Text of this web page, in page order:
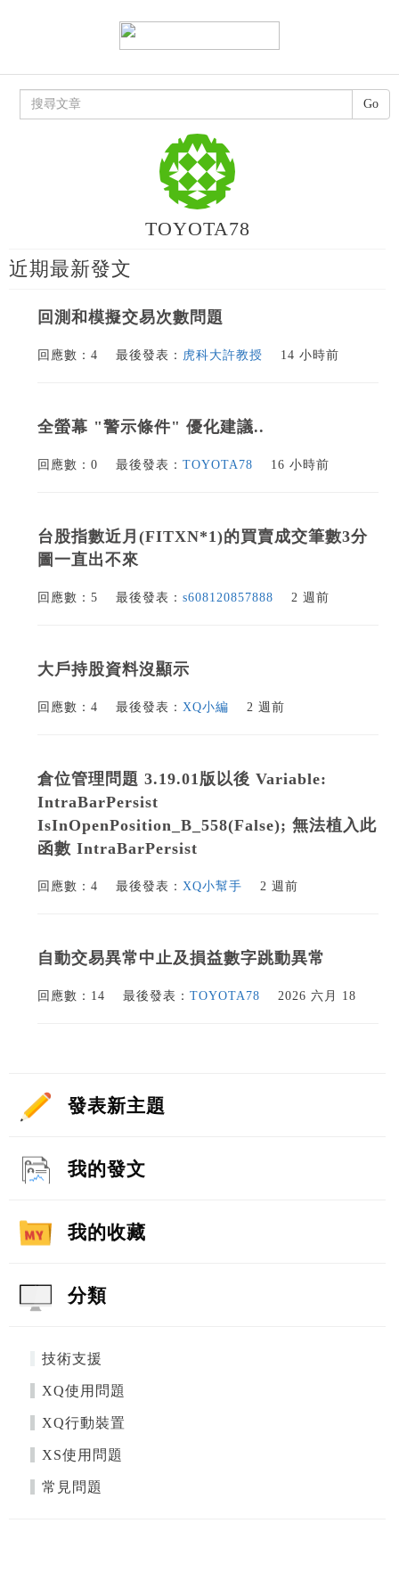
TOYOTA78
近期最新發文
回測和模擬交易次數問題
回應數：4 最後發表： 虎科大許教授 14 小時前
全螢幕 "警示條件" 優化建議..
回應數：0 最後發表： TOYOTA78 16 小時前
台股指數近月(FITXN*1)的買賣成交筆數3分
圖一直出不來
回應數：5 最後發表： s608120857888 2 週前
大戶持股資料沒顯示
回應數：4 最後發表： XQ小編 2 週前
倉位管理問題 3.19.01版以後 Variable:
IntraBarPersist
IsInOpenPosition_B_558(False); 無法植入此
函數 IntraBarPersist
回應數：4 最後發表： XQ小幫手 2 週前
自動交易異常中止及損益數字跳動異常
回應數：14 最後發表： TOYOTA78 2026 六月 18
Go
發表新主題
我的發文
我的收藏
分類
技術支援
XQ使用問題
XQ行動裝置
XS使用問題
常見問題